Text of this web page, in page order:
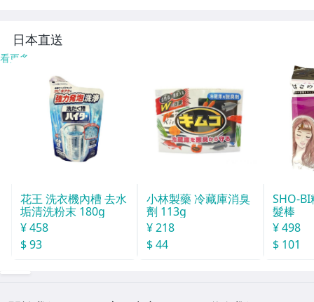
日本直送
看更多
花王 洗衣機內槽 去水
垢清洗粉末 180g
¥ 458
$ 93
小林製藥 冷藏庫消臭
劑 113g
¥ 218
$ 44
SHO-
髮棒
¥ 498
$ 101